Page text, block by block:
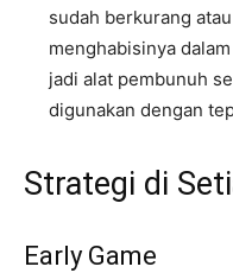
sudah berkurang
menghabisinya
jadi alat pembunuh
digunakan dengan
Strategi di
Early Game